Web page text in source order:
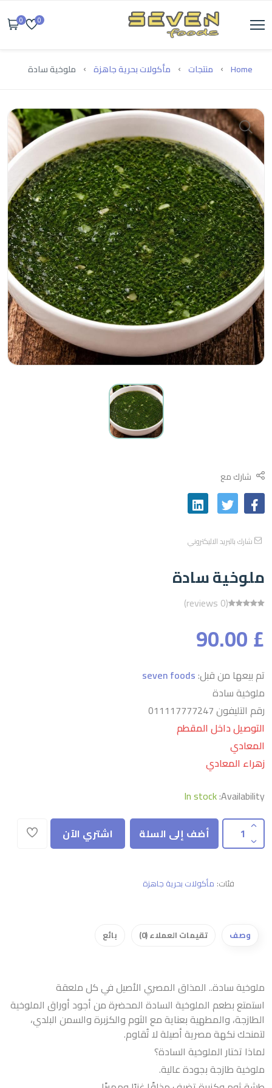
0
0
Home منتجات مأكولات بحرية جاهزة ملوخية سادة
شارك مع
شارك بالبريد الاليكتروني
ملوخية سادة
(0 reviews)
£ 90.00
تم بيعها من قبل:seven foods
ملوخية سادة
رقم التليفون 011117777247
التوصيل داخل المقطم
المعادي
زهراء المعادي
Availability:
In stock
أضف إلى السلة اشتري الآن
فئات: مأكولات بحرية جاهزة
وصف تقيمات العملاء (0) بائع
ملوخية سادة.. المذاق المصري الأصيل في كل ملعقة
استمتع بطعم الملوخية السادة المحضرة من أجود أوراق الملوخية
الطازجة، والمطهية بعناية مع الثوم والكزبرة والسمن البلدي،
لتمنحك نكهة مصرية أصيلة لا تُقاوم.
لماذا تختار الملوخية السادة؟
ملوخية طازجة بجودة عالية.